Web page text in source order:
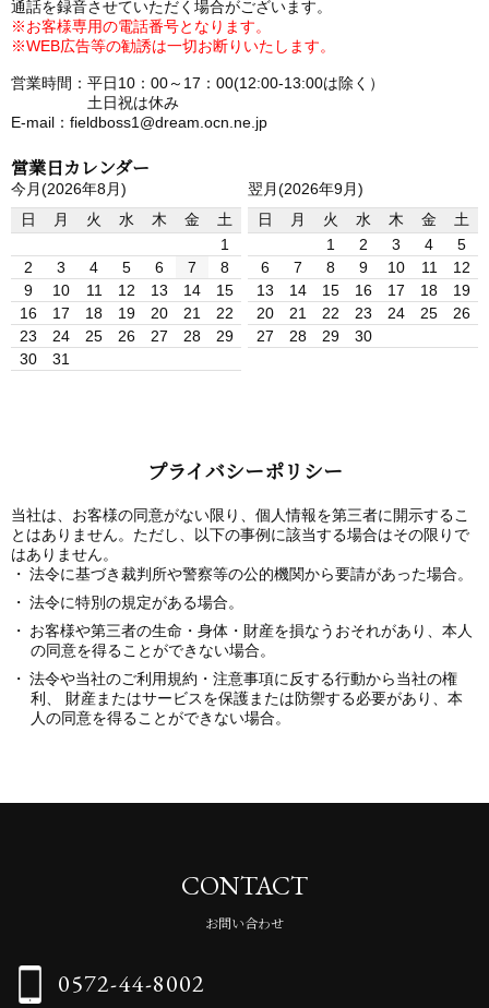
通話を録音させていただく場合がございます。
※お客様専用の電話番号となります。
※WEB広告等の勧誘は一切お断りいたします。
営業時間：平日10：00～17：00(12:00-13:00は除く）
土日祝は休み
E-mail：fieldboss1@dream.ocn.ne.jp
営業日カレンダー
今月(2026年8月)
日
月 火 水 木 金
土
1
2
3 4 5 6 7
8
9
10 11 12 13 14
15
16
17 18 19 20 21
22
23
24 25 26 27 28
29
30
31
翌月(2026年9月)
日
月 火 水 木 金
土
1
2 3 4
5
6
7 8 9 10 11
12
13
14 15 16 17 18
19
20
21 22 23 24 25
26
27
28 29 30
プライバシーポリシー
当社は、お客様の同意がない限り、個人情報を第三者に開示するこ
とはありません。ただし、以下の事例に該当する場合はその限りで
はありません。
法令に基づき裁判所や警察等の公的機関から要請があった場合。
法令に特別の規定がある場合。
お客様や第三者の生命・身体・財産を損なうおそれがあり、本人
の同意を得ることができない場合。
法令や当社のご利用規約・注意事項に反する行動から当社の権
利、 財産またはサービスを保護または防禦する必要があり、本
人の同意を得ることができない場合。
CONTACT
お問い合わせ
0572-44-8002